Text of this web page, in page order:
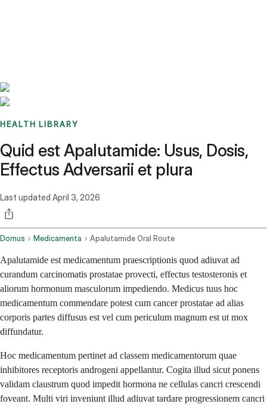
HEALTH LIBRARY
Quid est Apalutamide: Usus, Dosis,
Effectus Adversarii et plura
Last updated April 3, 2026
Domus Medicamenta Apalutamide Oral Route
Apalutamide est medicamentum praescriptionis quod adiuvat ad
curandum carcinomatis prostatae provecti, effectus testosteronis et
aliorum hormonum masculorum impediendo. Medicus tuus hoc
medicamentum commendare potest cum cancer prostatae ad alias
corporis partes diffusus est vel cum periculum magnum est ut mox
diffundatur.
Hoc medicamentum pertinet ad classem medicamentorum quae
inhibitores receptoris androgeni appellantur. Cogita illud sicut ponens
validam claustrum quod impedit hormona ne cellulas cancri crescendi
foveant. Multi viri inveniunt illud adiuvat tardare progressionem cancri